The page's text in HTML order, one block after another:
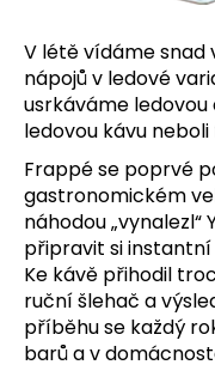
V létě vídáme snad
nápojů v ledové
usrkáváme
ledovou kávu
Frappé se poprvé
gastronomickém
náhodou „vynalezl“
připravit si
Ke kávě přihodil
ruční šlehač a
příběhu se každý
barů a v
o
r
u
č
u
j
e
m
e
VALENTUS
HUBNOUCÍ